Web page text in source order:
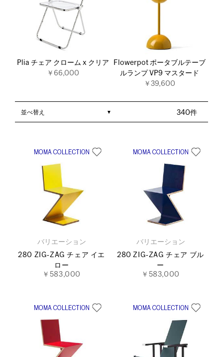
Plia チェア クローム x クリア
￥66,000
Flowerpot ポータブルテーブ
ルランプ VP9 マスタード
￥39,600
340件
並べ替え
バリエーション
280 ZIG‐ZAG チェア イエ
ロー
￥583,000
バリエーション
280 ZIG‐ZAG チェア ブル
ー
￥583,000